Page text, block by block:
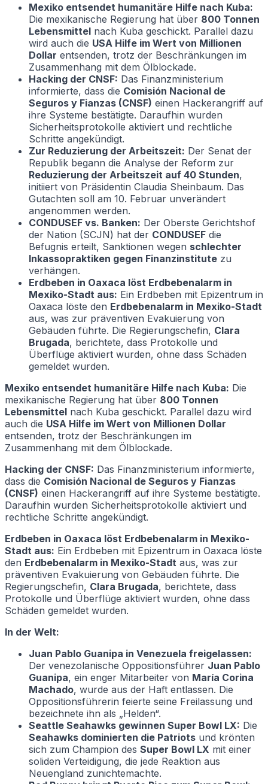
Mexiko entsendet humanitäre Hilfe nach Kuba:
Die mexikanische Regierung hat über 800 Tonnen
Lebensmittel nach Kuba geschickt. Parallel dazu
wird auch die USA Hilfe im Wert von Millionen
Dollar entsenden, trotz der Beschränkungen im
Zusammenhang mit dem Ölblockade.
Hacking der CNSF: Das Finanzministerium
informierte, dass die Comisión Nacional de
Seguros y Fianzas (CNSF) einen Hackerangriff auf
ihre Systeme bestätigte. Daraufhin wurden
Sicherheitsprotokolle aktiviert und rechtliche
Schritte angekündigt.
Zur Reduzierung der Arbeitszeit: Der Senat der
Republik begann die Analyse der Reform zur
Reduzierung der Arbeitszeit auf 40 Stunden,
initiiert von Präsidentin Claudia Sheinbaum. Das
Gutachten soll am 10. Februar unverändert
angenommen werden.
CONDUSEF vs. Banken: Der Oberste Gerichtshof
der Nation (SCJN) hat der CONDUSEF die
Befugnis erteilt, Sanktionen wegen schlechter
Inkassopraktiken gegen Finanzinstitute zu
verhängen.
Erdbeben in Oaxaca löst Erdbebenalarm in
Mexiko-Stadt aus: Ein Erdbeben mit Epizentrum in
Oaxaca löste den Erdbebenalarm in Mexiko-Stadt
aus, was zur präventiven Evakuierung von
Gebäuden führte. Die Regierungschefin, Clara
Brugada, berichtete, dass Protokolle und
Überflüge aktiviert wurden, ohne dass Schäden
gemeldet wurden.
Mexiko entsendet humanitäre Hilfe nach Kuba: Die
mexikanische Regierung hat über 800 Tonnen
Lebensmittel nach Kuba geschickt. Parallel dazu wird
auch die USA Hilfe im Wert von Millionen Dollar
entsenden, trotz der Beschränkungen im
Zusammenhang mit dem Ölblockade.
Hacking der CNSF: Das Finanzministerium informierte,
dass die Comisión Nacional de Seguros y Fianzas
(CNSF) einen Hackerangriff auf ihre Systeme bestätigte.
Daraufhin wurden Sicherheitsprotokolle aktiviert und
rechtliche Schritte angekündigt.
Erdbeben in Oaxaca löst Erdbebenalarm in Mexiko-
Stadt aus: Ein Erdbeben mit Epizentrum in Oaxaca löste
den Erdbebenalarm in Mexiko-Stadt aus, was zur
präventiven Evakuierung von Gebäuden führte. Die
Regierungschefin, Clara Brugada, berichtete, dass
Protokolle und Überflüge aktiviert wurden, ohne dass
Schäden gemeldet wurden.
In der Welt:
Juan Pablo Guanipa in Venezuela freigelassen:
Der venezolanische Oppositionsführer Juan Pablo
Guanipa, ein enger Mitarbeiter von María Corina
Machado, wurde aus der Haft entlassen. Die
Oppositionsführerin feierte seine Freilassung und
bezeichnete ihn als „Helden“.
Seattle Seahawks gewinnen Super Bowl LX: Die
Seahawks dominierten die Patriots und krönten
sich zum Champion des Super Bowl LX mit einer
soliden Verteidigung, die jede Reaktion aus
Neuengland zunichtemachte.